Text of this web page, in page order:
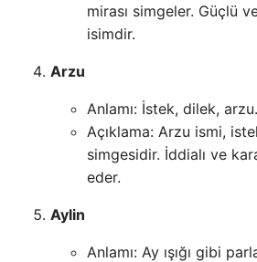
mirası simgeler. Güçlü
isimdir.
Arzu
Anlamı: İstek, dilek, arzu.
Açıklama: Arzu ismi,
simgesidir. İddialı ve
eder.
Aylin
Anlamı: Ay ışığı gibi